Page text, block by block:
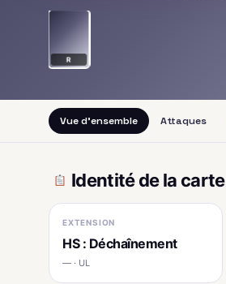
R
Vue d'ensemble Attaques
Identité de la carte
EXTENSION
HS : Déchaînement
— · UL